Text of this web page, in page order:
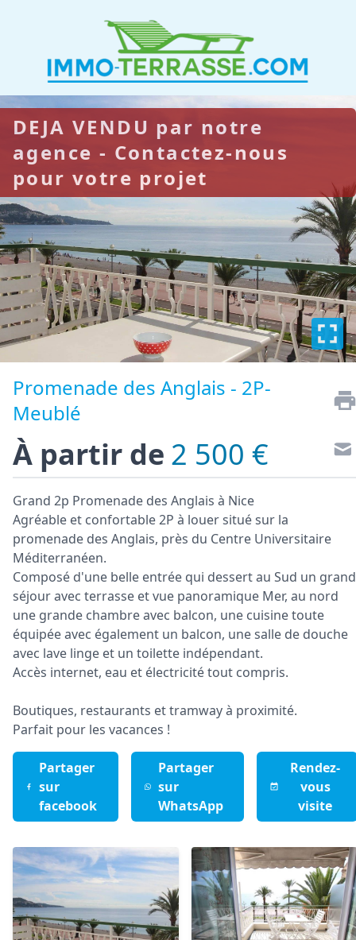
DEJA VENDU par notre
agence - Contactez-nous
pour votre projet
Promenade des Anglais - 2P-
Meublé
À partir de 2 500 €
Grand 2p Promenade des Anglais à Nice
Agréable et confortable 2P à louer situé sur la
promenade des Anglais, près du Centre Universitaire
Méditerranéen.
Composé d'une belle entrée qui dessert au Sud un grand
séjour avec terrasse et vue panoramique Mer, au nord
une grande chambre avec balcon, une cuisine toute
équipée avec également un balcon, une salle de douche
avec lave linge et un toilette indépendant.
Accès internet, eau et électricité tout compris.
Boutiques, restaurants et tramway à proximité.
Parfait pour les vacances !
Partager
sur
facebook
Partager
sur
WhatsApp
Rendez-
vous
visite